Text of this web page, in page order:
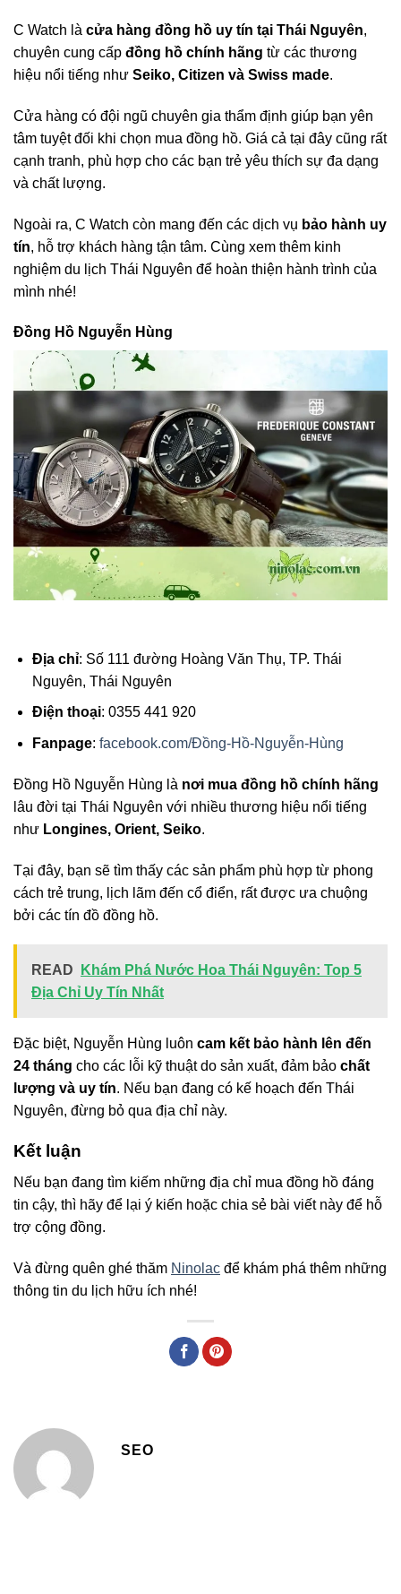
C Watch là cửa hàng đồng hồ uy tín tại Thái Nguyên,
chuyên cung cấp đồng hồ chính hãng từ các thương
hiệu nổi tiếng như Seiko, Citizen và Swiss made.
Cửa hàng có đội ngũ chuyên gia thẩm định giúp bạn yên
tâm tuyệt đối khi chọn mua đồng hồ. Giá cả tại đây cũng rất
cạnh tranh, phù hợp cho các bạn trẻ yêu thích sự đa dạng
và chất lượng.
Ngoài ra, C Watch còn mang đến các dịch vụ bảo hành uy
tín, hỗ trợ khách hàng tận tâm. Cùng xem thêm kinh
nghiệm du lịch Thái Nguyên để hoàn thiện hành trình của
mình nhé!
Đồng Hồ Nguyễn Hùng
Địa chỉ: Số 111 đường Hoàng Văn Thụ, TP. Thái
Nguyên, Thái Nguyên
Điện thoại: 0355 441 920
Fanpage: facebook.com/Đồng-Hồ-Nguyễn-Hùng
Đồng Hồ Nguyễn Hùng là nơi mua đồng hồ chính hãng
lâu đời tại Thái Nguyên với nhiều thương hiệu nổi tiếng
như Longines, Orient, Seiko.
Tại đây, bạn sẽ tìm thấy các sản phẩm phù hợp từ phong
cách trẻ trung, lịch lãm đến cổ điển, rất được ưa chuộng
bởi các tín đồ đồng hồ.
READ
Khám Phá Nước Hoa Thái Nguyên: Top 5
Địa Chỉ Uy Tín Nhất
Đặc biệt, Nguyễn Hùng luôn cam kết bảo hành lên đến
24 tháng cho các lỗi kỹ thuật do sản xuất, đảm bảo chất
lượng và uy tín. Nếu bạn đang có kế hoạch đến Thái
Nguyên, đừng bỏ qua địa chỉ này.
Kết luận
Nếu bạn đang tìm kiếm những địa chỉ mua đồng hồ đáng
tin cậy, thì hãy để lại ý kiến hoặc chia sẻ bài viết này để hỗ
trợ cộng đồng.
Và đừng quên ghé thăm Ninolac để khám phá thêm những
thông tin du lịch hữu ích nhé!
SEO